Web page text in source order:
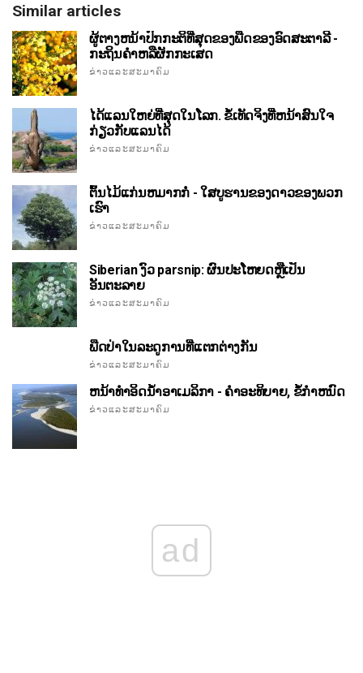
Similar articles
ຜູ້ຕາງຫນ້າປົກກະຕິທີ່ສຸດຂອງພືດຂອງອົດສະຕາລີ -
ກະຖິນຄໍາຫລືຜັກກະເສດ
ຂ່າວແລະສະມາຄົມ
ໄດ້ແລນໃຫຍ່ທີ່ສຸດໃນໂລກ. ຂໍ້ເທັດຈິງທີ່ຫນ້າສົນໃຈ
ກ່ຽວກັບແລນໄດ້
ຂ່າວແລະສະມາຄົມ
ຕົ້ນໄມ້ແກ່ນຫມາກກໍ່ - ໃສບູຮານຂອງດາວຂອງພວກ
ເຮົາ
ຂ່າວແລະສະມາຄົມ
Siberian ງົວ parsnip: ຜົນປະໂຫຍດຫຼືເປັນ
ອັນຕະລາຍ
ຂ່າວແລະສະມາຄົມ
ພືດປ່າໃນລະດູການທີ່ແຕກຕ່າງກັນ
ຂ່າວແລະສະມາຄົມ
ຫນ້າທໍາອິດນ້ໍາອາເມລິກາ - ຄໍາອະທິບາຍ, ຂໍ້ກໍາຫນົດ
ຂ່າວແລະສະມາຄົມ
ad